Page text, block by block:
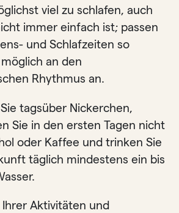
viel zu schlafen, auch
immer einfach ist; passen
und Schlafzeiten so
an den
Rhythmus an.
tagsüber Nickerchen,
Sie in den ersten Tagen nicht
oder Kaffee und trinken Sie
täglich mindestens ein bis
Ihrer Aktivitäten und